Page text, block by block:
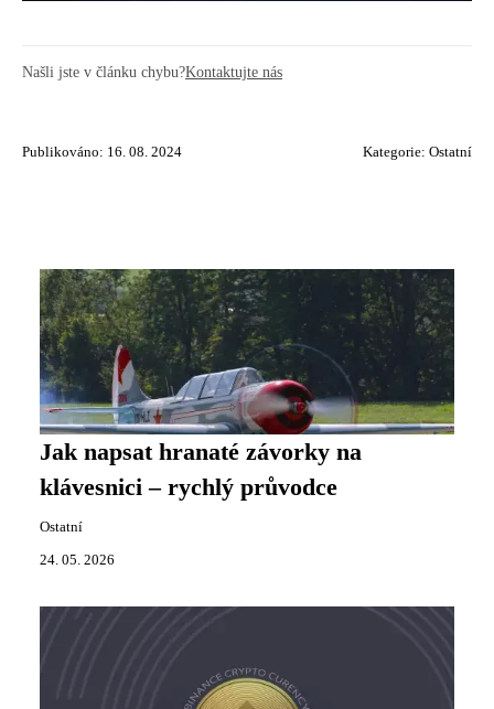
Našli jste v článku chybu?Kontaktujte nás
Publikováno: 16. 08. 2024 Kategorie: Ostatní
Jak napsat hranaté závorky na
klávesnici – rychlý průvodce
Ostatní
24. 05. 2026